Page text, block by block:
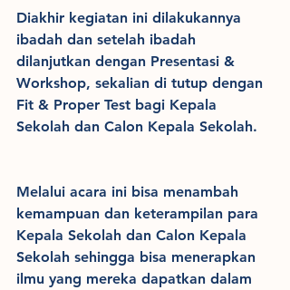
Diakhir kegiatan ini dilakukannya
ibadah dan setelah ibadah
dilanjutkan dengan Presentasi &
Workshop, sekalian di tutup dengan
Fit & Proper Test bagi Kepala
Sekolah dan Calon Kepala Sekolah.
Melalui acara ini bisa menambah
kemampuan dan keterampilan para
Kepala Sekolah dan Calon Kepala
Sekolah sehingga bisa menerapkan
ilmu yang mereka dapatkan dalam